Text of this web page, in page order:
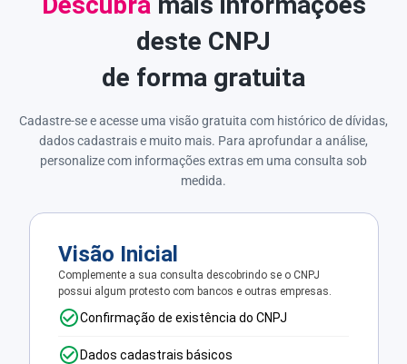
deste CNPJ
de forma gratuita
Cadastre-se e acesse uma visão gratuita com histórico de dívidas,
dados cadastrais e muito mais. Para aprofundar a análise,
personalize com informações extras em uma consulta sob
medida.
Visão Inicial
Complemente a sua consulta descobrindo se o CNPJ
possui algum protesto com bancos e outras empresas.
Confirmação de existência do CNPJ
Dados cadastrais básicos